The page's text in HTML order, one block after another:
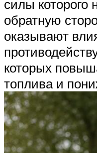
силы которого
обратную
оказывают
которых
топлива и